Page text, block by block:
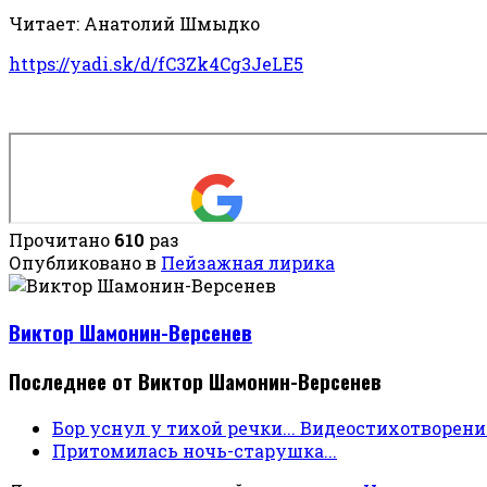
Читает: Анатолий Шмыдко
https://yadi.sk/d/fC3Zk4Cg3JeLE5
Прочитано 610 раз
Опубликовано в Пейзажная лирика
Виктор Шамонин-Версенев
Последнее от Виктор Шамонин-Версенев
Бор уснул у тихой речки...
Притомилась ночь-старушка...